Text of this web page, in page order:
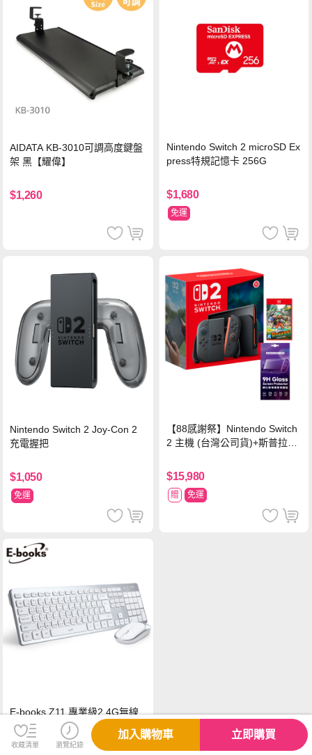
AIDATA KB-3010可調高度鍵盤
架 黑【耀偉】
$1,260
Nintendo Switch 2 microSD Ex
press特規記憶卡 256G
$1,680
免運
Nintendo Switch 2 Joy-Con 2
充電握把
$1,050
免運
【88感謝祭】Nintendo Switch
2 主機 (台灣公司貨)+斯普拉遁
$15,980
贈 免運
E-books Z11 專業級2.4G無線
鍵鼠組
收藏清單 瀏覽紀錄
加入購物車 立即購買